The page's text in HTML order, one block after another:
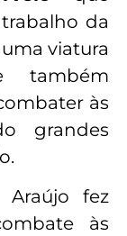
da
viatura
também
às
grandes
Araújo fez
às